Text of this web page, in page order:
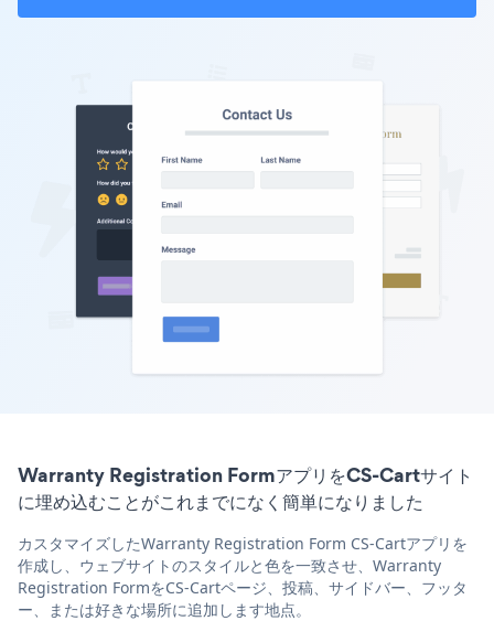
Warranty Registration FormアプリをCS-Cartサイト
に埋め込むことがこれまでになく簡単になりました
カスタマイズしたWarranty Registration Form CS-Cartアプリを
作成し、ウェブサイトのスタイルと色を一致させ、Warranty
Registration FormをCS-Cartページ、投稿、サイドバー、フッタ
ー、または好きな場所に追加します地点。